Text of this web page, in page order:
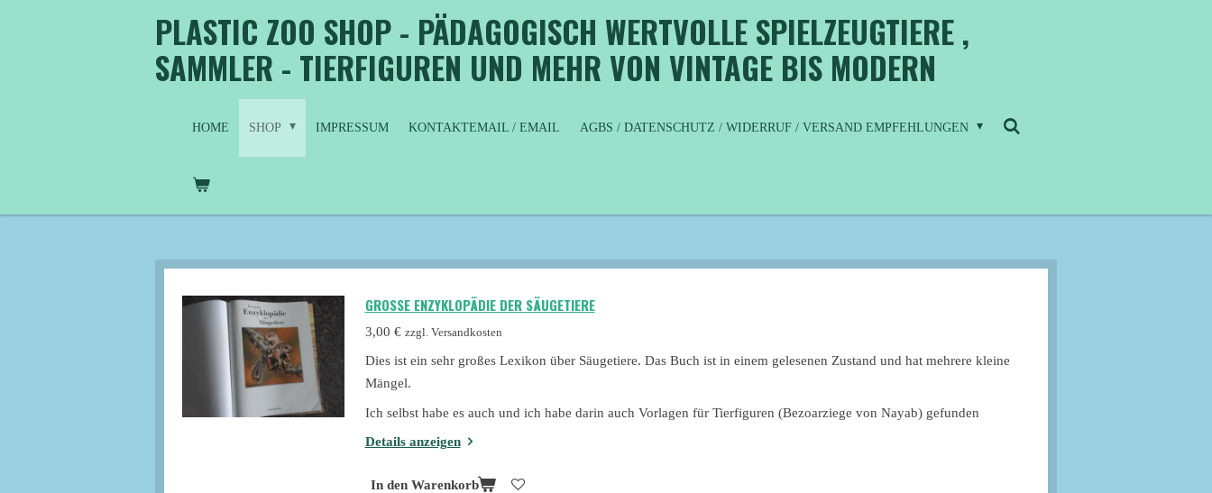
PLASTIC ZOO SHOP - PÄDAGOGISCH WERTVOLLE SPIELZEUGTIERE ,
SAMMLER - TIERFIGUREN UND MEHR VON VINTAGE BIS MODERN
HOME SHOP IMPRESSUM KONTAKTEMAIL / EMAIL AGBS / DATENSCHUTZ / WIDERRUF / VERSAND EMPFEHLUNGEN
GROSSE ENZYKLOPÄDIE DER SÄUGETIERE
3,00 € zzgl. Versandkosten
Dies ist ein sehr großes Lexikon über Säugetiere. Das Buch ist in einem gelesenen Zustand und hat mehrere kleine
Mängel.
Ich selbst habe es auch und ich habe darin auch Vorlagen für Tierfiguren (Bezoarziege von Nayab) gefunden
Details anzeigen
In den Warenkorb